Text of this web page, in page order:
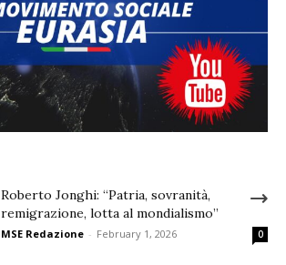
Roberto Jonghi: “Patria, sovranità,
remigrazione, lotta al mondialismo”
MSE Redazione - February 1, 2026 0